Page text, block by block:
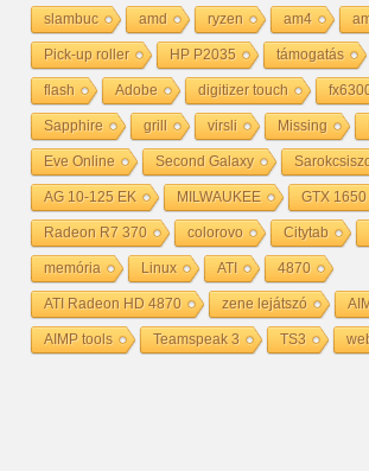
slambuc amd ryzen am4
Pick-up roller HP P2035 támogatás
flash Adobe digitizer touch
Sapphire grill virsli Missing
Eve Online Second Galaxy
AG 10-125 EK MILWAUKEE GTX 1650
Radeon R7 370 colorovo Citytab
memória Linux ATI 4870
ATI Radeon HD 4870 zene lejátszó
AIMP tools Teamspeak 3 TS3